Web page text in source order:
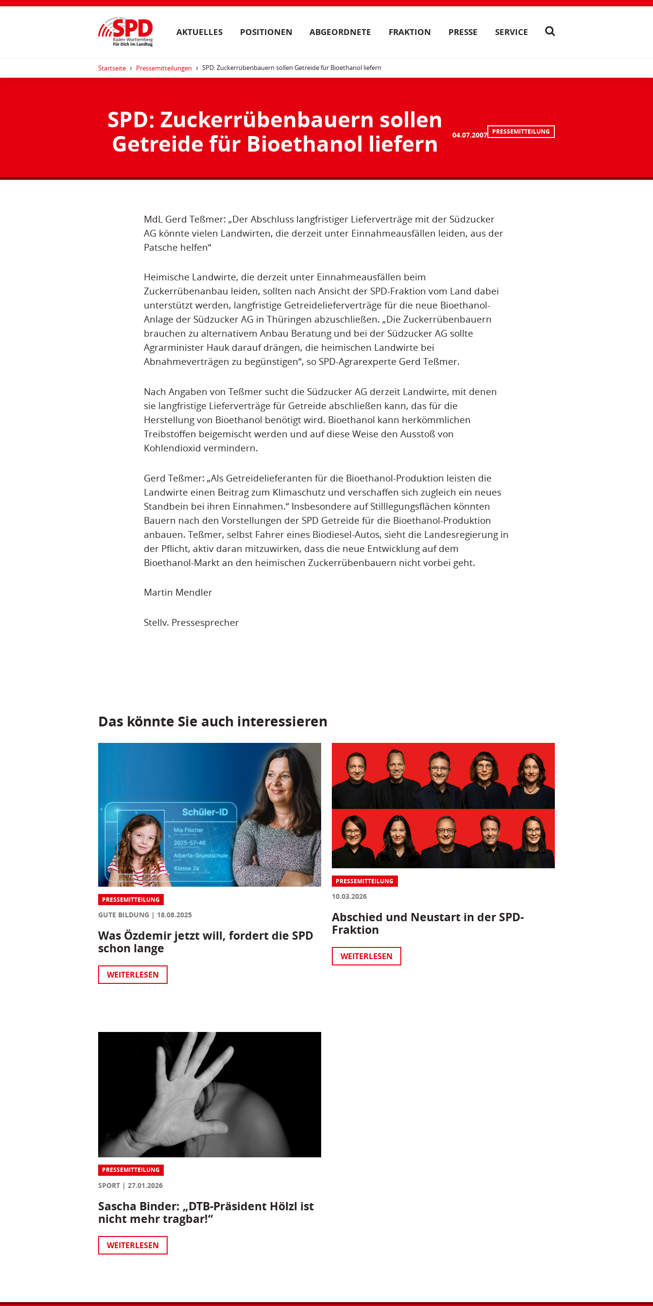
AKTUELLES POSITIONEN ABGEORDNETE FRAKTION PRESSE SERVICE
Startseite Pressemitteilungen SPD: Zuckerrübenbauern sollen Getreide für Bioethanol liefern
SPD: Zuckerrübenbauern sollen
Getreide für Bioethanol liefern
04.07.2007 PRESSEMITTEILUNG
MdL Gerd Teßmer: „Der Abschluss langfristiger Lieferverträge mit der Südzucker
AG könnte vielen Landwirten, die derzeit unter Einnahmeausfällen leiden, aus der
Patsche helfen“
Heimische Landwirte, die derzeit unter Einnahmeausfällen beim
Zuckerrübenanbau leiden, sollten nach Ansicht der SPD-Fraktion vom Land dabei
unterstützt werden, langfristige Getreidelieferverträge für die neue Bioethanol-
Anlage der Südzucker AG in Thüringen abzuschließen. „Die Zuckerrübenbauern
brauchen zu alternativem Anbau Beratung und bei der Südzucker AG sollte
Agrarminister Hauk darauf drängen, die heimischen Landwirte bei
Abnahmeverträgen zu begünstigen“, so SPD-Agrarexperte Gerd Teßmer.
Nach Angaben von Teßmer sucht die Südzucker AG derzeit Landwirte, mit denen
sie langfristige Lieferverträge für Getreide abschließen kann, das für die
Herstellung von Bioethanol benötigt wird. Bioethanol kann herkömmlichen
Treibstoffen beigemischt werden und auf diese Weise den Ausstoß von
Kohlendioxid vermindern.
Gerd Teßmer: „Als Getreidelieferanten für die Bioethanol-Produktion leisten die
Landwirte einen Beitrag zum Klimaschutz und verschaffen sich zugleich ein neues
Standbein bei ihren Einnahmen.“ Insbesondere auf Stilllegungsflächen könnten
Bauern nach den Vorstellungen der SPD Getreide für die Bioethanol-Produktion
anbauen. Teßmer, selbst Fahrer eines Biodiesel-Autos, sieht die Landesregierung in
der Pflicht, aktiv daran mitzuwirken, dass die neue Entwicklung auf dem
Bioethanol-Markt an den heimischen Zuckerrübenbauern nicht vorbei geht.
Martin Mendler
Stellv. Pressesprecher
Das könnte Sie auch interessieren
PRESSEMITTEILUNG
GUTE BILDUNG 18.08.2025
Was Özdemir jetzt will, fordert die SPD
schon lange
WEITERLESEN
PRESSEMITTEILUNG
10.03.2026
Abschied und Neustart in der SPD-
Fraktion
WEITERLESEN
PRESSEMITTEILUNG
SPORT 27.01.2026
Sascha Binder: „DTB-Präsident Hölzl ist
nicht mehr tragbar!“
WEITERLESEN